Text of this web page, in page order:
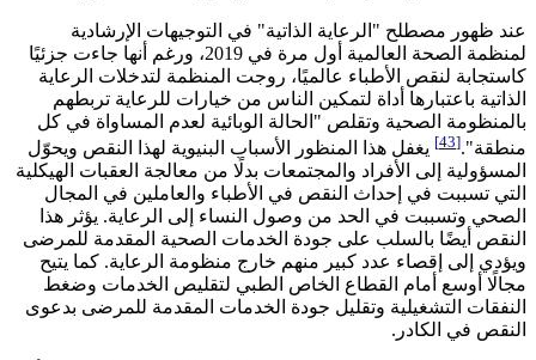
عند ظهور مصطلح "الرعاية الذاتية" في التوجيهات الإرشادية
لمنظمة الصحة العالمية أول مرة في 2019، ورغم أنها جاءت جزئيًا
كاستجابة لنقص الأطباء عالميًا، روجت المنظمة لتدخلات الرعاية
الذاتية باعتبارها أداة لتمكين الناس من خيارات للرعاية تربطهم
بالمنظومة الصحية وتقلص "الحالة الوبائية لعدم المساواة في كل
منطقة".[43]
يغفل هذا المنظور الأسباب البنيوية لهذا النقص ويحوّل
المسؤولية إلى الأفراد والمجتمعات بدلًا من معالجة العقبات الهيكلية
التي تسببت في إحداث النقص في الأطباء والعاملين في المجال
الصحي وتسببت في الحد من وصول النساء إلى الرعاية. يؤثر هذا
النقص أيضًا بالسلب على جودة الخدمات الصحية المقدمة للمرضى
ويؤدي إلى إقصاء عدد كبير منهم خارج منظومة الرعاية. كما يتيح
مجالًا أوسع أمام القطاع الخاص الطبي لتقليص الخدمات وضغط
النفقات التشغيلية وتقليل جودة الخدمات المقدمة للمرضى بدعوى
النقص في الكادر.